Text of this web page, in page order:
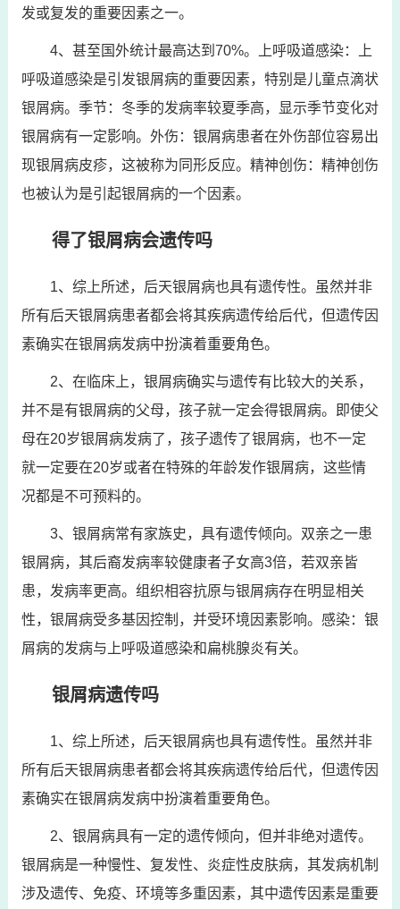
发或复发的重要因素之一。
4、甚至国外统计最高达到70%。上呼吸道感染：上
呼吸道感染是引发银屑病的重要因素，特别是儿童点滴状
银屑病。季节：冬季的发病率较夏季高，显示季节变化对
银屑病有一定影响。外伤：银屑病患者在外伤部位容易出
现银屑病皮疹，这被称为同形反应。精神创伤：精神创伤
也被认为是引起银屑病的一个因素。
得了银屑病会遗传吗
1、综上所述，后天银屑病也具有遗传性。虽然并非
所有后天银屑病患者都会将其疾病遗传给后代，但遗传因
素确实在银屑病发病中扮演着重要角色。
2、在临床上，银屑病确实与遗传有比较大的关系，
并不是有银屑病的父母，孩子就一定会得银屑病。即使父
母在20岁银屑病发病了，孩子遗传了银屑病，也不一定
就一定要在20岁或者在特殊的年龄发作银屑病，这些情
况都是不可预料的。
3、银屑病常有家族史，具有遗传倾向。双亲之一患
银屑病，其后裔发病率较健康者子女高3倍，若双亲皆
患，发病率更高。组织相容抗原与银屑病存在明显相关
性，银屑病受多基因控制，并受环境因素影响。感染：银
屑病的发病与上呼吸道感染和扁桃腺炎有关。
银屑病遗传吗
1、综上所述，后天银屑病也具有遗传性。虽然并非
所有后天银屑病患者都会将其疾病遗传给后代，但遗传因
素确实在银屑病发病中扮演着重要角色。
2、银屑病具有一定的遗传倾向，但并非绝对遗传。
银屑病是一种慢性、复发性、炎症性皮肤病，其发病机制
涉及遗传、免疫、环境等多重因素，其中遗传因素是重要